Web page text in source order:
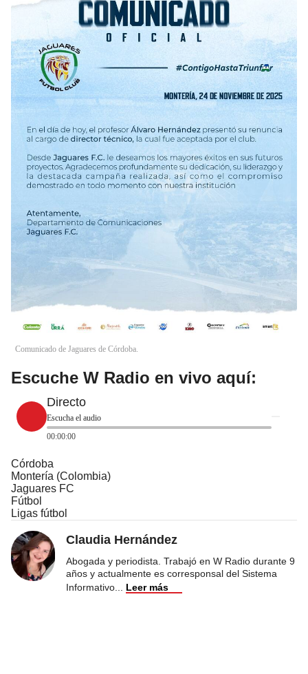
Comunicado de Jaguares de Córdoba.
Escuche W Radio en vivo aquí:
Directo
Escucha el audio
00:00:00
Córdoba
Montería (Colombia)
Jaguares FC
Fútbol
Ligas fútbol
Claudia Hernández
Abogada y periodista. Trabajó en W Radio durante 9
años y actualmente es corresponsal del Sistema
Informativo
Leer más